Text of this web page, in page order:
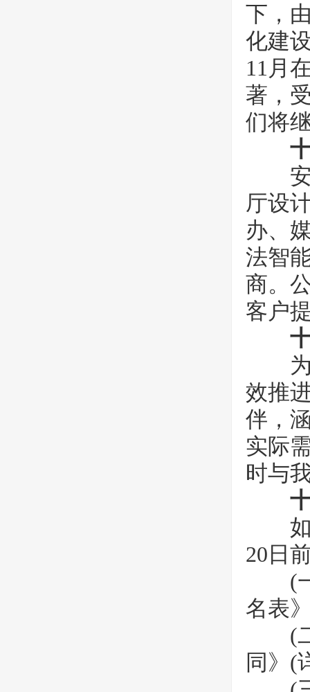
下，
化建
11月
著，
们将
十
安
厅设
办、
法智
商。
客户
为
效推
伴，
实际
时与
十
如
20日
(一)
名表
(二)
同》(